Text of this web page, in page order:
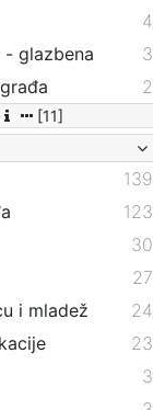
4
- glazbena
3
2
[11]
139
123
30
27
i mladež
24
23
3